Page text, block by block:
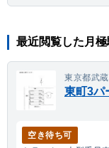
最近閲覧した月
東京都武
東町3パ
空き待ち可